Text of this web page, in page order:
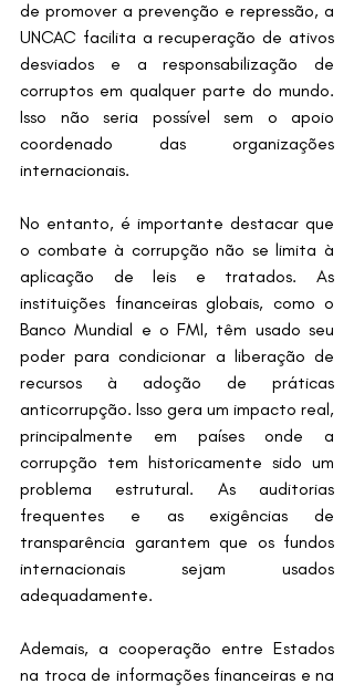
de promover a prevenção e repressão, a
UNCAC facilita a recuperação de ativos
desviados e a responsabilização de
corruptos em qualquer parte do mundo.
Isso não seria possível sem o apoio
coordenado das organizações
internacionais.
No entanto, é importante destacar que
o combate à corrupção não se limita à
aplicação de leis e tratados. As
instituições financeiras globais, como o
Banco Mundial e o FMI, têm usado seu
poder para condicionar a liberação de
recursos à adoção de práticas
anticorrupção. Isso gera um impacto real,
principalmente em países onde a
corrupção tem historicamente sido um
problema estrutural. As auditorias
frequentes e as exigências de
transparência garantem que os fundos
internacionais sejam usados
adequadamente.
Ademais, a cooperação entre Estados
na troca de informações financeiras e na